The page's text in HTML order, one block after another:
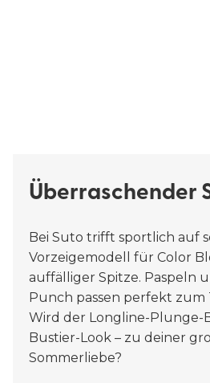
Überraschender
Bei Suto trifft sportlich auf
Vorzeigemodell für Color
auffälliger Spitze. Paspeln
Punch passen perfekt zum
Wird der Longline-Plunge-
Bustier-Look – zu deiner
Sommerliebe?